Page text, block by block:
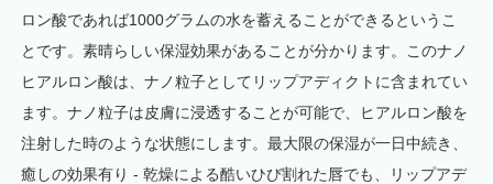
ロン酸であれば1000グラムの水を蓄えることができるというこ
とです。素晴らしい保湿効果があることが分かります。このナノ
ヒアルロン酸は、ナノ粒子としてリップアディクトに含まれてい
ます。ナノ粒子は皮膚に浸透することが可能で、ヒアルロン酸を
注射した時のような状態にします。最大限の保湿が一日中続き、
癒しの効果有り - 乾燥による酷いひび割れた唇でも、リップアデ